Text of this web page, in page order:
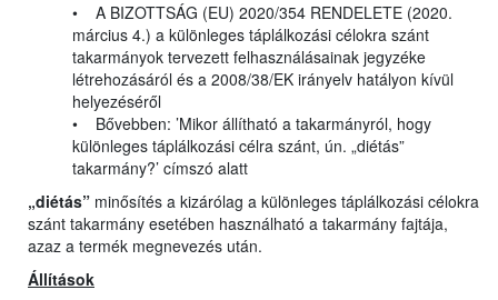
• A BIZOTTSÁG (EU) 2020/354 RENDELETE (2020.
március 4.) a különleges táplálkozási célokra szánt
takarmányok tervezett felhasználásainak jegyzéke
létrehozásáról és a 2008/38/EK irányelv hatályon kívül
helyezéséről
• Bővebben: ’Mikor állítható a takarmányról, hogy
különleges táplálkozási célra szánt, ún. „diétás”
takarmány?’ címszó alatt
„diétás” minősítés a kizárólag a különleges táplálkozási célokra
szánt takarmány esetében használható a takarmány fajtája,
azaz a termék megnevezés után.
Állítások